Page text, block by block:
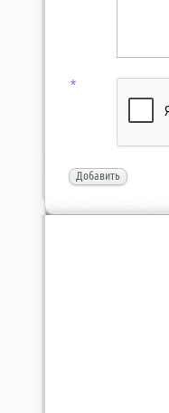
*
Добавить